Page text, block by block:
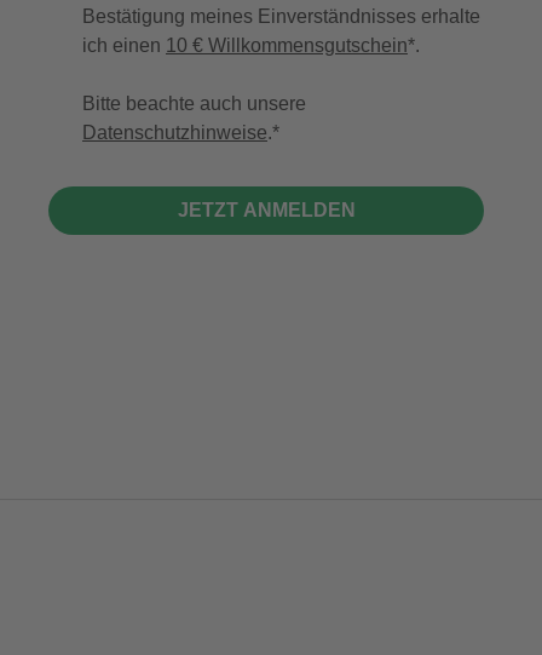
Bestätigung meines Einverständnisses erhalte
ich einen 10 € Willkommensgutschein*.
Bitte beachte auch unsere
Datenschutzhinweise.
JETZT ANMELDEN